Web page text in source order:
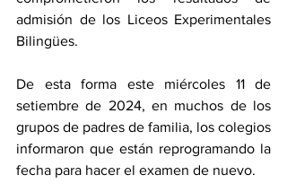
admisión de los Liceos Experimentales
Bilingües.
De esta forma este miércoles 11 de
setiembre de 2024, en muchos de los
grupos de padres de familia, los colegios
informaron que están reprogramando la
fecha para hacer el examen de nuevo.